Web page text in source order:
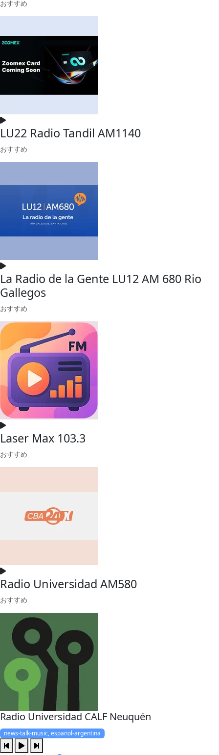
おすすめ
LU22 Radio Tandil AM1140
おすすめ
La Radio de la Gente LU12 AM 680 Rio
Gallegos
おすすめ
Laser Max 103.3
おすすめ
Radio Universidad AM580
おすすめ
Radio Universidad CALF Neuquén
news-talk-music, espanol-argentina